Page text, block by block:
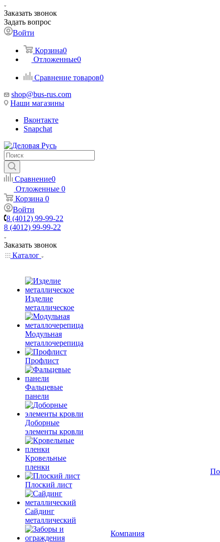
Заказать звонок
Задать вопрос
Войти
Корзина0
Отложенные0
Сравнение товаров0
shop@bus-rus.com
Наши магазины
Вконтакте
Snapchat
Сравнение0
Отложенные 0
Корзина 0
Войти
8 (4012) 99-99-22
8 (4012) 99-99-22
Заказать звонок
Каталог
Изделие
металлическое
Модульная
металлочерепица
Профлист
Фальцевые
панели
Доборные
элементы кровли
Кровельные
пленки
Плоский лист
Сайдинг
металлический
Компания